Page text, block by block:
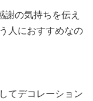
の気持ちを伝え
人におすすめなの
てデコレーション